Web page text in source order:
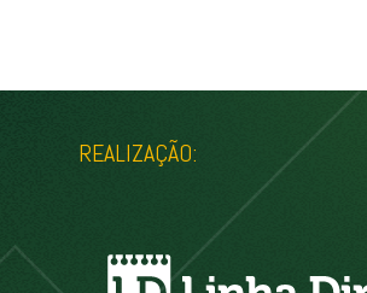
REALIZAÇÃO: